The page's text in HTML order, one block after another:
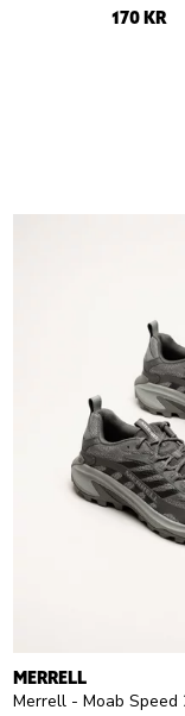
170 KR
MERRELL